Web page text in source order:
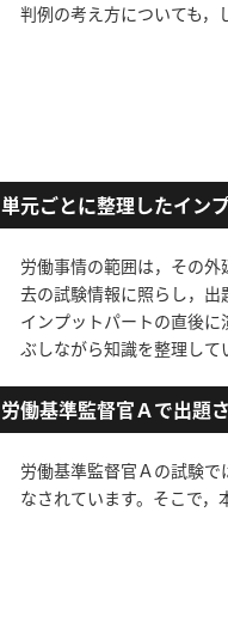
判例の考え方についても，
単元ごとに整理したイン
労働事情の範囲は，その
去の試験情報に照らし，出
インプットパートの直後
ぶしながら知識を整理して
労働基準監督官Ａで出題
労働基準監督官Ａの試験
なされています。そこで，